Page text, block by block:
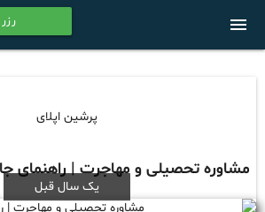
menu
پرشین اپلای
مشاوره تحصیلی و مهاجرت | راهنمای
یک سال قبل